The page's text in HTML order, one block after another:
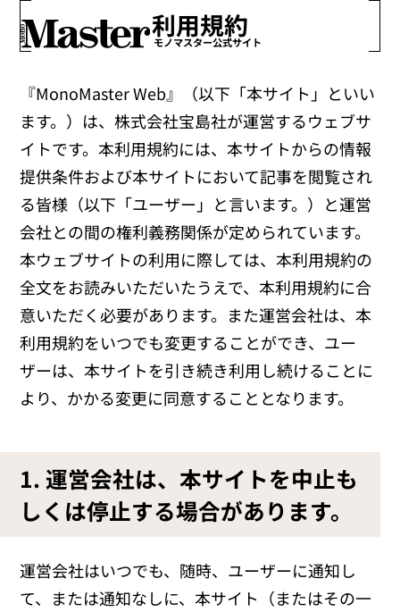
モノマスター公式サイト
利用規約
『MonoMaster Web』（以下「本サイト」といい
ます。）は、株式会社宝島社が運営するウェブサ
イトです。本利用規約には、本サイトからの情報
提供条件および本サイトにおいて記事を閲覧され
る皆様（以下「ユーザー」と言います。）と運営
会社との間の権利義務関係が定められています。
本ウェブサイトの利用に際しては、本利用規約の
全文をお読みいただいたうえで、本利用規約に合
意いただく必要があります。また運営会社は、本
利用規約をいつでも変更することができ、ユー
ザーは、本サイトを引き続き利用し続けることに
より、かかる変更に同意することとなります。
1. 運営会社は、本サイトを中止も
しくは停止する場合があります。
運営会社はいつでも、随時、ユーザーに通知し
て、または通知なしに、本サイト（またはその一